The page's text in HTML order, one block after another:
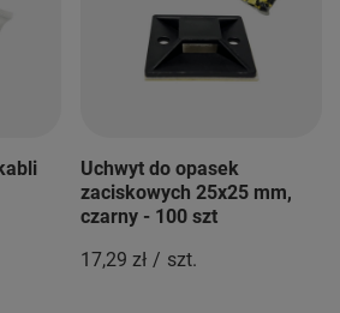
Uchwyt do opasek
zaciskowych 25x25 mm,
czarny - 100 szt
17,29 zł / szt.